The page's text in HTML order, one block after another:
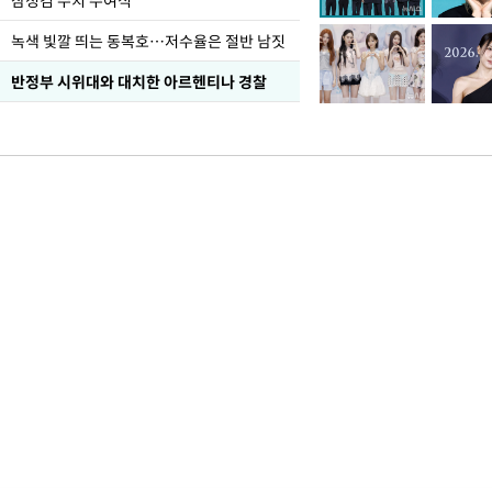
녹색 빛깔 띄는 동복호…저수율은 절반 남짓
반정부 시위대와 대치한 아르헨티나 경찰